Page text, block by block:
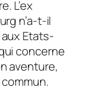
L’ex
n’a-t-il
Etats-
concerne
aventure,